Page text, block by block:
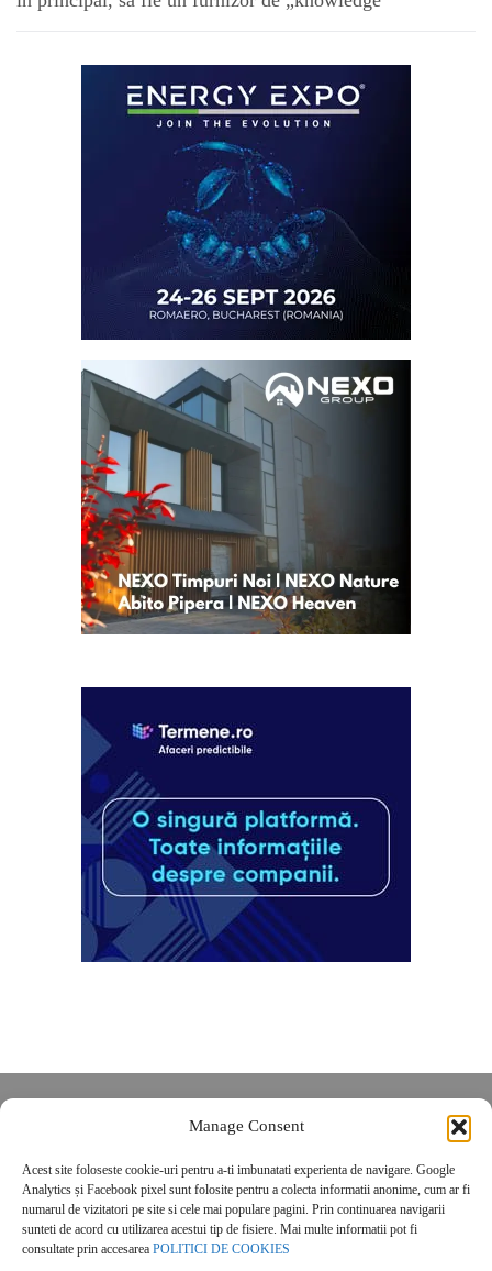
Manage Consent
Acest site foloseste cookie-uri pentru a-ti imbunatati experienta de navigare. Google
Analytics și Facebook pixel sunt folosite pentru a colecta informatii anonime, cum ar fi
numarul de vizitatori pe site si cele mai populare pagini. Prin continuarea navigarii
sunteti de acord cu utilizarea acestui tip de fisiere. Mai multe informatii pot fi
consultate prin accesarea POLITICI DE COOKIES
POLITICĂ DE CONFIDENȚIALITATE
Politica de cookies